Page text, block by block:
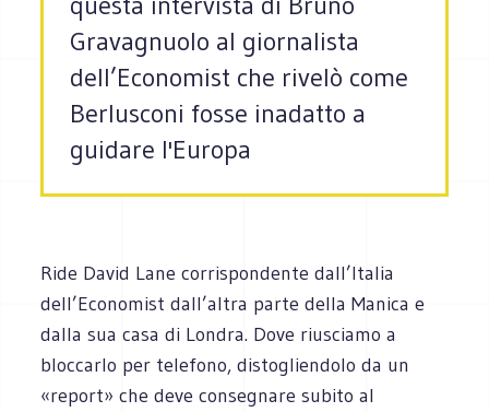
Gravagnuolo al giornalista
dell’Economist che rivelò come
Berlusconi fosse inadatto a
guidare l'Europa
Ride David Lane corrispondente dall’Italia
dell’Economist dall’altra parte della Manica e
dalla sua casa di Londra. Dove riusciamo a
bloccarlo per telefono, distogliendolo da un
«report» che deve consegnare subito al